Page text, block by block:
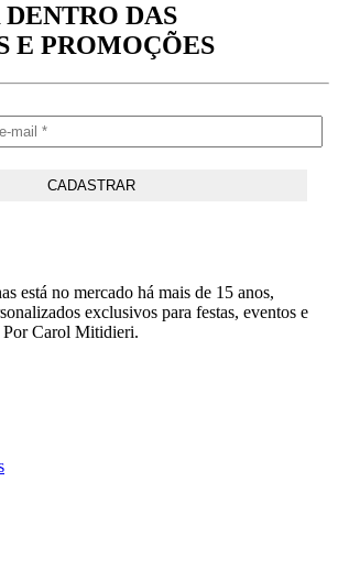
DAS
E PROMOÇÕES
está no mercado há mais de 15 anos,
exclusivos para festas, eventos e
Por Carol Mitidieri.